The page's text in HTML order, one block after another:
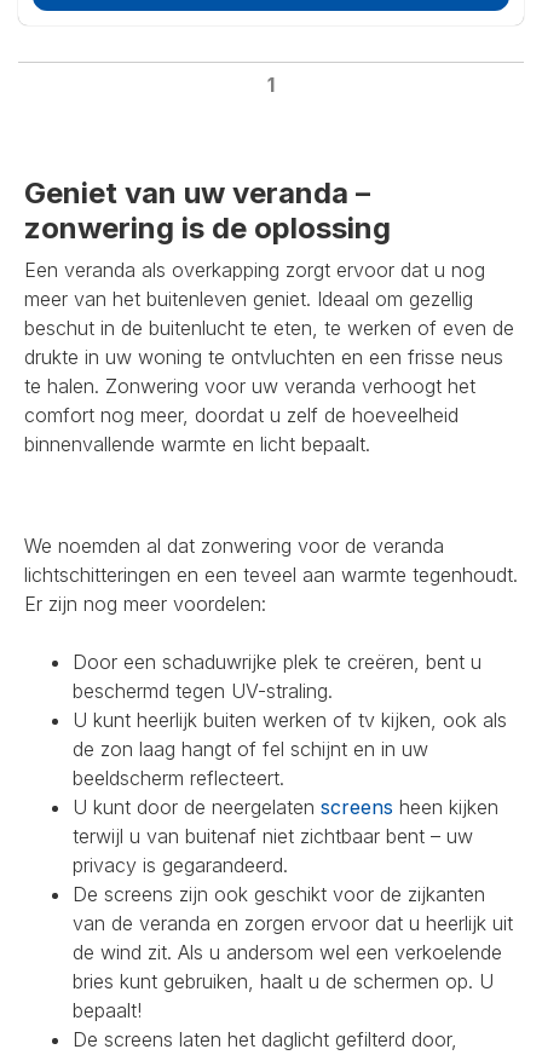
1
Geniet van uw veranda –
zonwering is de oplossing
Een veranda als overkapping zorgt ervoor dat u nog
meer van het buitenleven geniet. Ideaal om gezellig
beschut in de buitenlucht te eten, te werken of even de
drukte in uw woning te ontvluchten en een frisse neus
te halen. Zonwering voor uw veranda verhoogt het
comfort nog meer, doordat u zelf de hoeveelheid
binnenvallende warmte en licht bepaalt.
We noemden al dat zonwering voor de veranda
lichtschitteringen en een teveel aan warmte tegenhoudt.
Er zijn nog meer voordelen:
Door een schaduwrijke plek te creëren, bent u
beschermd tegen UV-straling.
U kunt heerlijk buiten werken of tv kijken, ook als
de zon laag hangt of fel schijnt en in uw
beeldscherm reflecteert.
U kunt door de neergelaten screens heen kijken
terwijl u van buitenaf niet zichtbaar bent – uw
privacy is gegarandeerd.
De screens zijn ook geschikt voor de zijkanten
van de veranda en zorgen ervoor dat u heerlijk uit
de wind zit. Als u andersom wel een verkoelende
bries kunt gebruiken, haalt u de schermen op. U
bepaalt!
De screens laten het daglicht gefilterd door,